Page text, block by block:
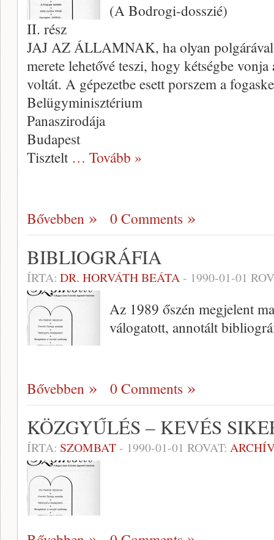
(A Bodrogi-dosszié)
II. rész
JAJ AZ ÁLLAMNAK, ha olyan
merete lehetővé teszi, hogy kétségbe
voltát. A gépezetbe esett por­szem a
Belügyminisztérium
Panaszirodája
Budapest
Tisztelt … Tovább »
Bővebben 0 Comments
BIBLIOGRÁFIA
ÍRTA: DR. HORVÁTH BEÁTA- 1990-01-01
Az 1989 őszén megjelent
válogatott, annotált
Bővebben 0 Comments
KÖZGYŰLÉS – KEVÉS
ÍRTA: SZOMBAT- 1990-01-01 ROVAT: